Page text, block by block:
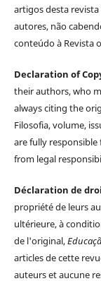
artigos desta
autores, não
conteúdo à Revista
Declaration of
their authors, who
always citing the
Filosofia, volume,
are fully
from legal
Déclaration de
propriété de leurs
ultérieure, à
de l'original,
articles de cette
auteurs et aucune